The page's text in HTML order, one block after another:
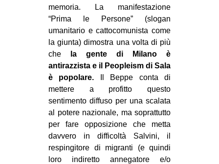
SPORT POPOLARE
AMBIENTE
ANTIFASCISMO
DIRITTO ALL’ABITARE
GENERI
MIGRAZIONI
PRECARIATO
REPRESSIONE
STUDENTI
memoria. La manifestazione
“Prima le Persone” (slogan
umanitario e cattocomunista come
la giunta) dimostra una volta di più
che
la gente di Milano è
antirazzista e il Peopleism di Sala
è popolare. Il Beppe conta di
mettere a profitto questo
sentimento diffuso per una scalata
al potere nazionale, ma soprattutto
per fare opposizione che metta
davvero in difficoltà Salvini, il
respingitore di migranti (e quindi
loro indiretto annegatore e/o